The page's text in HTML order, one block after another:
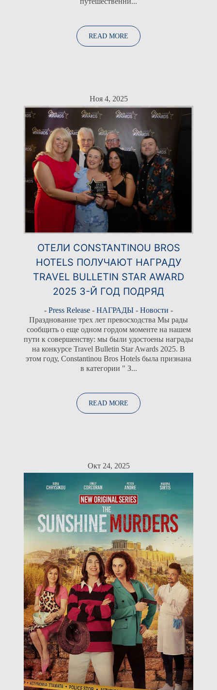
READ MORE
Ноя 4, 2025
ОТЕЛИ CONSTANTINOU BROS
HOTELS ПОЛУЧАЮТ НАГРАДУ
TRAVEL BULLETIN STAR AWARD
2025 3-Й ГОД ПОДРЯД
- Press Release - НАГРАДЫ - Новости -
Празднование трех лет превосходства Мы рады
сообщить о еще одном гордом моменте на нашем
пути к совершенству: мы были удостоены награды
на конкурсе Travel Bulletin Star Awards 2025. В
этом году, Constantinou Bros Hotels была признана
в категории " З...
READ MORE
Окт 24, 2025